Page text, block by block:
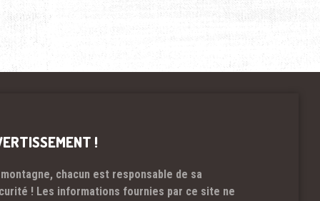
!
montagne, chacun est responsable de sa
! Les informations fournies par ce site ne